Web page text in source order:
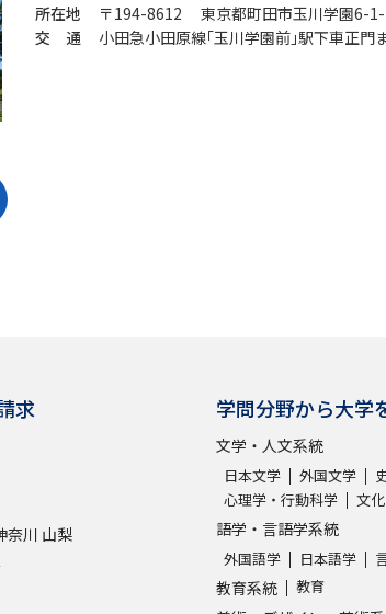
所在地
〒194-8612 東京都町田市玉川学園6-1-
交 通
小田急小田原線｢玉川学園前｣駅下車正門
求
奈川 山梨
学問分野から大学
文学・人文系統
日本文学 外国文学
心理学・行動科学
文
語学・言語学系統
外国語学 日本語学
教育系統 教育